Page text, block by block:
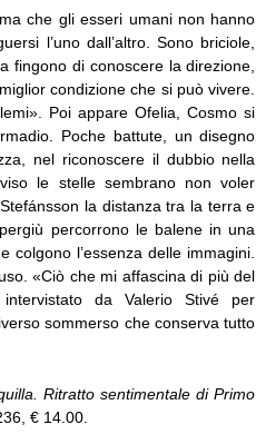
che gli esseri umani non hanno
l’uno dall’altro. Sono briciole,
fingono di conoscere la direzione,
condizione che si può vivere.
Poi appare Ofelia, Cosmo si
Poche battute, un disegno
nel riconoscere il dubbio nella
le stelle sembrano non voler
la distanza tra la terra e
percorrono le balene in una
l’essenza delle immagini.
«Ciò che mi affascina di più del
da Valerio Stivé per
sommerso che conserva tutto
Ritratto sentimentale di Primo
€ 14.00.